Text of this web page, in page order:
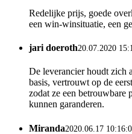
Redelijke prijs, goede
een win-winsituatie, een
jari doeroth20.07.2020
De leverancier houdt zich
basis, vertrouwt op de
zodat ze een betrouwbare
kunnen garanderen.
Miranda2020.06.17